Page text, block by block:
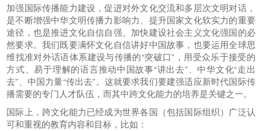
加强国际传播能力建设，促进对外文化交流和多层次文明对话，
是不断增强中华文明传播力影响力、提升国家文化软实力的重要
途径，也是推进文化自信自强、加快建设社会主义文化强国的必
然要求。我们既要满怀文化自信讲好中国故事，也要运用全球思
维找准对外话语体系建设与传播的“突破口”，用受众乐于接受的
方式、易于理解的语言推动中国故事“讲出去”、中华文化“走出
去”、中国力量“传出去”。这就要求我们要建强适应新时代国际传
播需要的专门人才队伍，而其中跨文化能力的培养是关键之一。
国际上，跨文化能力已经成为世界各国（包括国际组织）广泛认
可和重视的教育内容和目标，比如：